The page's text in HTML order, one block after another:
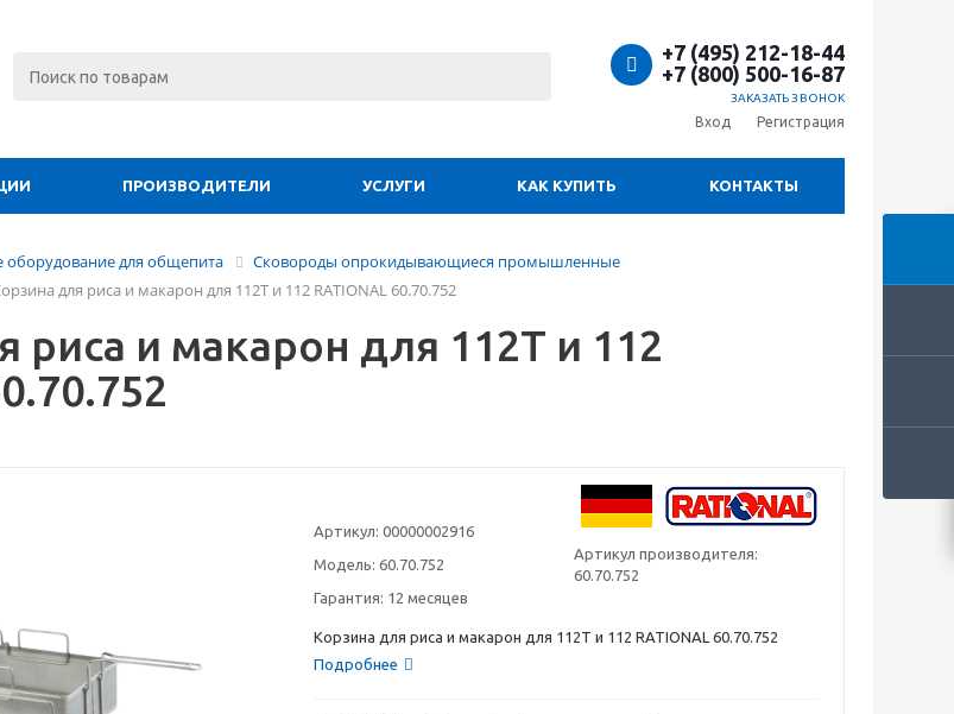
+7 (495) 212-18-44
+7 (800) 500-16-87
ЗАКАЗАТЬ ЗВОНОК
Вход Регистрация
ПРОИЗВОДИТЕЛИ УСЛУГИ КАК КУПИТЬ КОНТАКТЫ
оборудование для общепита
Сковороды опрокидывающиеся промышленные
для риса и макарон для 112Т и 112 RATIONAL 60.70.752
риса и макарон для 112Т и 112
Артикул: 00000002916
Модель: 60.70.752
Артикул производителя:
60.70.752
Гарантия: 12 месяцев
Корзина для риса и макарон для 112Т и 112 RATIONAL 60.70.752
Подробнее